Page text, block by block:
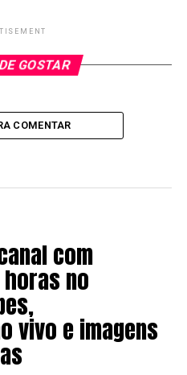
GOSTAR
COMENTAR
com
no
vivo e imagens